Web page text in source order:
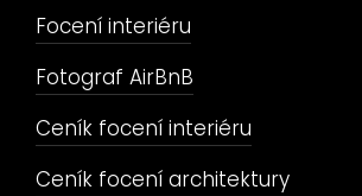
Focení interiéru
Fotograf AirBnB
Ceník focení interiéru
Ceník focení architektury